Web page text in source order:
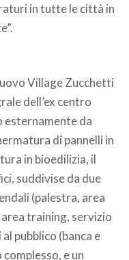
in tutte le città in
Village Zucchetti
dell’ex centro
esternamente da
di pannelli in
in bioedilizia, il
suddivise da due
(palestra, area
training, servizio
pubblico (banca e
e un